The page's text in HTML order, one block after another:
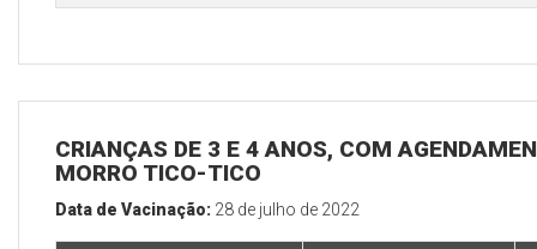
CRIANÇAS DE 3 E 4 ANOS, COM
MORRO TICO-TICO
Data de Vacinação: 28 de julho de 2022